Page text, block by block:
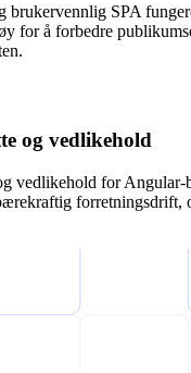
brukervennlig SPA
for å forbedre
og vedlikehold
vedlikehold for Angular-
forretningsdrift,